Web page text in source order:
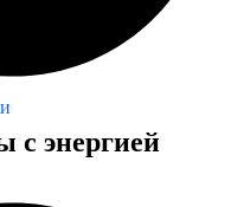
с энергией